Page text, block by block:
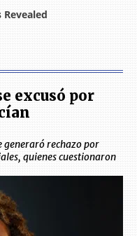
excusó por
generaró rechazo por
quienes cuestionaron